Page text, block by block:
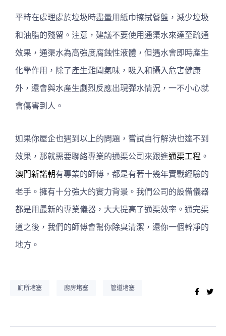
平時在處理處於垃圾時盡量用紙巾擦拭餐盤，減少垃圾
和油脂的殘留。注意，建議不要使用通渠水來達至疏通
效果，通渠水為高強度腐蝕性液體，但遇水會即時產生
化學作用，除了產生難聞氣味，吸入和攝入危害健康
外，還會與水產生劇烈反應出現彈水情況，一不小心就
會傷害到人。
如果你屋企也遇到以上的問題，嘗試自行解決也達不到
效果，那就需要聯絡專業的通渠公司來跟進通渠工程 。
澳門新諾朝有專業的師傅，都是有著十幾年實戰經驗的
老手。擁有十分強大的實力背景。我們公司的設備儀器
都是用最新的專業儀器，大大提高了通渠效率。通完渠
道之後，我們的師傅會幫你除臭清潔，還你一個幹凈的
地方。
廁所堵塞 廚房堵塞 管道堵塞